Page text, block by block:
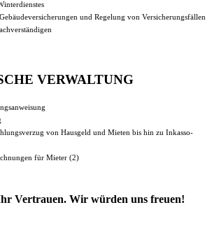
und Regelung von Versicherungsfällen
VERWALTUNG
von Hausgeld und Mieten bis hin zu Inkasso-
für Mieter (2)
Vertrauen. Wir würden uns freuen!